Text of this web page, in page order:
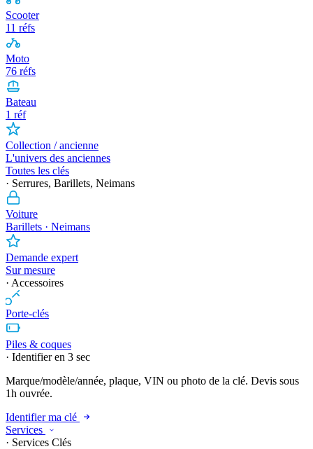
Scooter
11 réfs
Moto
76 réfs
Bateau
1 réf
Collection / ancienne
L'univers des anciennes
Toutes les clés
· Serrures, Barillets, Neimans
Voiture
Barillets · Neimans
Demande expert
Sur mesure
· Accessoires
Porte-clés
Piles & coques
· Identifier en 3 sec
Marque/modèle/année, plaque, VIN ou photo de la clé. Devis sous
1h ouvrée.
Identifier ma clé
Services
· Services Clés